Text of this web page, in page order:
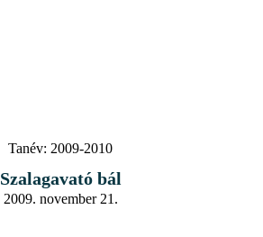
Tanév: 2009-2010
Szalagavató bál
2009. november 21.